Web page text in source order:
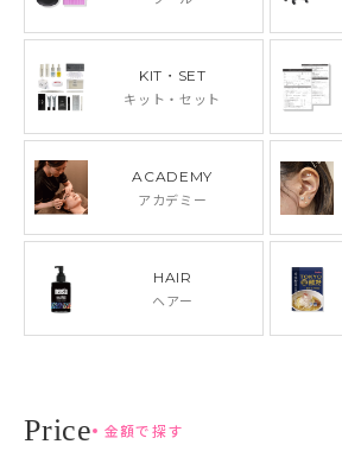
KIT・SET
キット・セット
ACADEMY
アカデミー
HAIR
ヘアー
金額で探す